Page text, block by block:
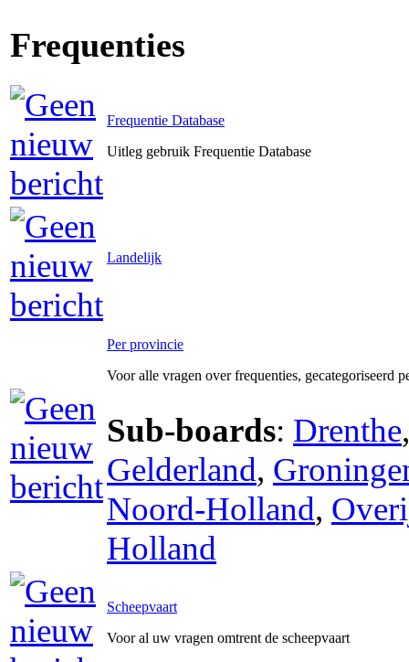
Frequenties
Frequentie Database
Uitleg gebruik Frequentie Database
Landelijk
Per provincie
Voor alle vragen over frequenties, gecategoriseerd
Sub-boards: Drenthe
Gelderland,
Noord-Holland,
Holland
Scheepvaart
Voor al uw vragen omtrent de scheepvaart